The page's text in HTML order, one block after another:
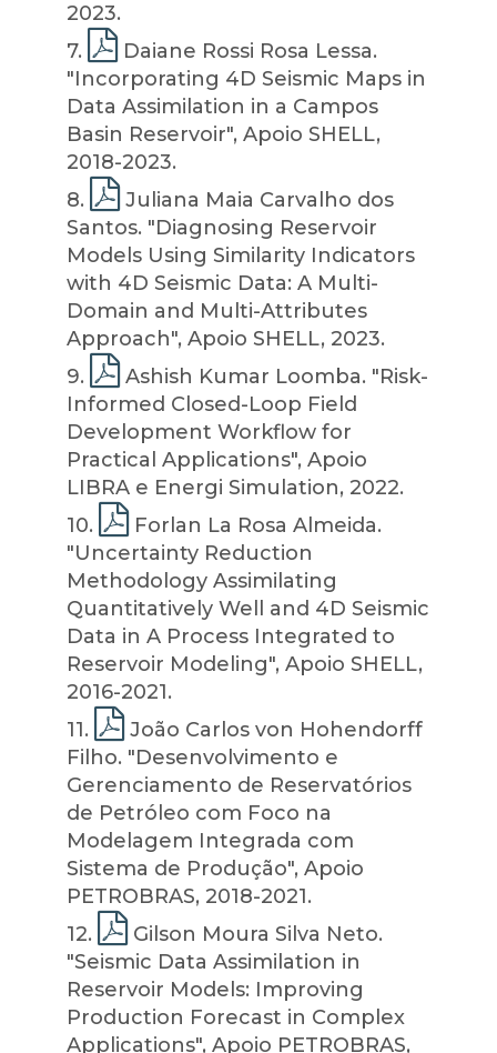
2023.
7.
Daiane Rossi Rosa Lessa.
"Incorporating 4D Seismic Maps in
Data Assimilation in a Campos
Basin Reservoir", Apoio SHELL,
2018-2023.
8.
Juliana Maia Carvalho dos
Santos. "Diagnosing Reservoir
Models Using Similarity Indicators
with 4D Seismic Data: A Multi-
Domain and Multi-Attributes
Approach", Apoio SHELL, 2023.
9.
Ashish Kumar Loomba. "Risk-
Informed Closed-Loop Field
Development Workflow for
Practical Applications", Apoio
LIBRA e Energi Simulation, 2022.
10.
Forlan La Rosa Almeida.
"Uncertainty Reduction
Methodology Assimilating
Quantitatively Well and 4D Seismic
Data in A Process Integrated to
Reservoir Modeling", Apoio SHELL,
2016-2021.
11.
João Carlos von Hohendorff
Filho. "Desenvolvimento e
Gerenciamento de Reservatórios
de Petróleo com Foco na
Modelagem Integrada com
Sistema de Produção", Apoio
PETROBRAS, 2018-2021.
12.
Gilson Moura Silva Neto.
"Seismic Data Assimilation in
Reservoir Models: Improving
Production Forecast in Complex
Applications", Apoio PETROBRAS,